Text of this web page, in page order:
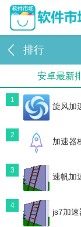
排行
安卓最新
1
旋风加
2
加速器
3
速帆加
4
js7加速